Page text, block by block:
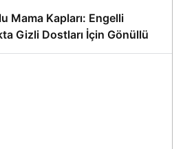
Mama Kapları: Engelli
Gizli Dostları İçin Gönüllü